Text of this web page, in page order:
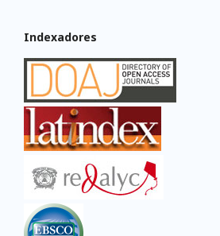
Indexadores